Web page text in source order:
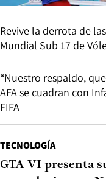
Revive la derrota de
Mundial Sub 17 de
“Nuestro respaldo,
AFA se cuadran con
FIFA
TECNOLOGÍA
GTA VI presenta